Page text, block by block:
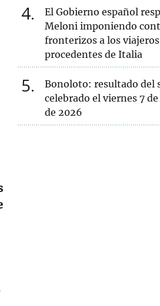
4
El Gobierno español
Meloni imponiendo
fronterizos a los viajeros
procedentes de Italia
5
Bonoloto: resultado del
celebrado el viernes 7
de 2026